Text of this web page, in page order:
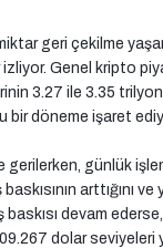
geri çekilme
Genel kripto
3.27 ile 3.35 trilyon
bir döneme işaret
günlük
arttığını ve
devam
dolar